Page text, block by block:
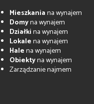
Mieszkaniana wynajem
Domyna wynajem
Działkina wynajem
Lokalena wynajem
Halena wynajem
Obiektyna wynajem
Zarządzanie najmem